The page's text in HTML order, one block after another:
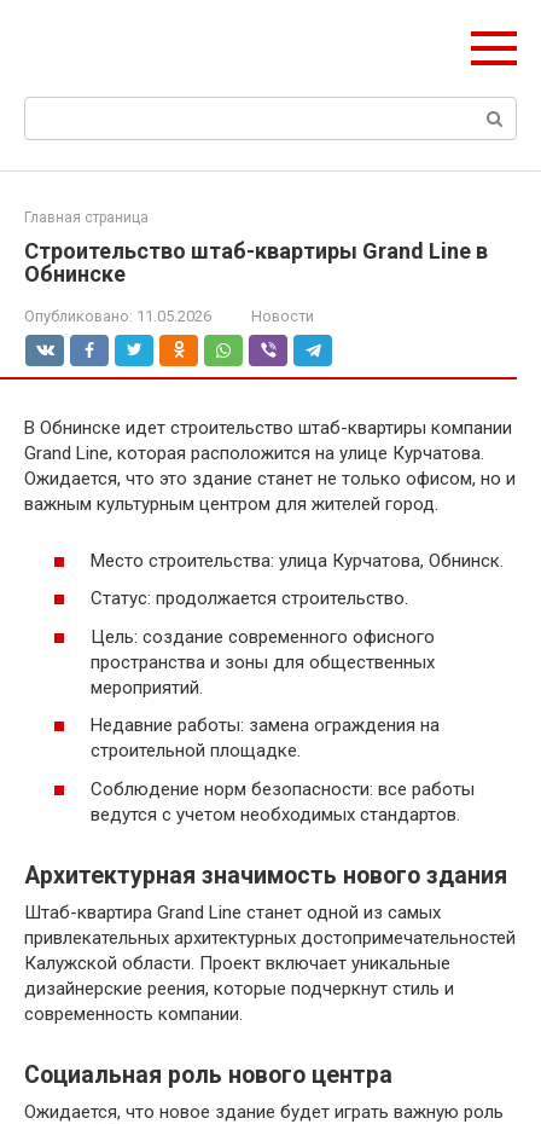
Поиск:
Главная страница
Строительство штаб-квартиры Grand Line в
Обнинске
Опубликовано: 11.05.2026 Новости
В Обнинске идет строительство штаб-квартиры компании
Grand Line, которая расположится на улице Курчатова.
Ожидается, что это здание станет не только офисом, но и
важным культурным центром для жителей город.
Место строительства: улица Курчатова, Обнинск.
Статус: продолжается строительство.
Цель: создание современного офисного
пространства и зоны для общественных
мероприятий.
Недавние работы: замена ограждения на
строительной площадке.
Соблюдение норм безопасности: все работы
ведутся с учетом необходимых стандартов.
Архитектурная значимость нового здания
Штаб-квартира Grand Line станет одной из самых
привлекательных архитектурных достопримечательностей
Калужской области. Проект включает уникальные
дизайнерские реения, которые подчеркнут стиль и
современность компании.
Социальная роль нового центра
Ожидается, что новое здание будет играть важную роль